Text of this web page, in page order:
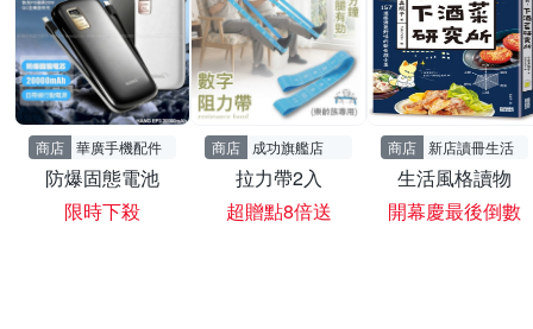
商店 華廣手機配件
防爆固態電池
限時下殺
商店 成功旗艦店
拉力帶2入
超贈點8倍送
商店 新店讀冊生活
生活風格讀物
開幕慶最後倒數